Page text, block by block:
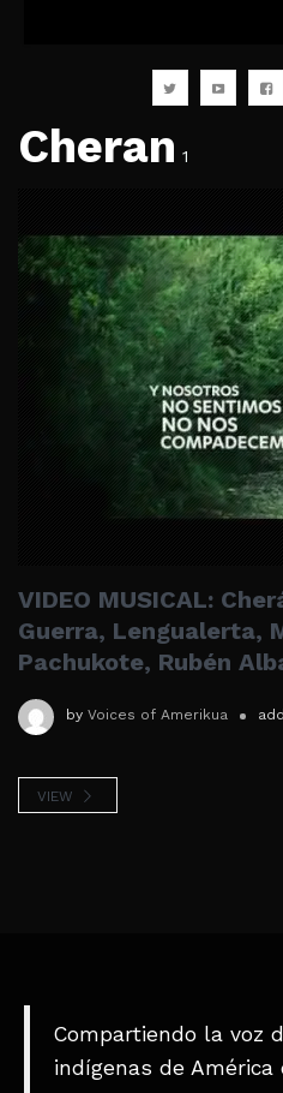
Cheran 1
VIDEO MUSICAL:
Guerra, Lengualerta,
Pachukote, Rubén
by Voices of Amerikua
VIEW
Compartiendo la voz
indígenas de